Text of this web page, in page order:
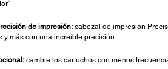
5
de impresión:cabezal de impresión
y más con una increíble precisión
cambie los cartuchos con menos